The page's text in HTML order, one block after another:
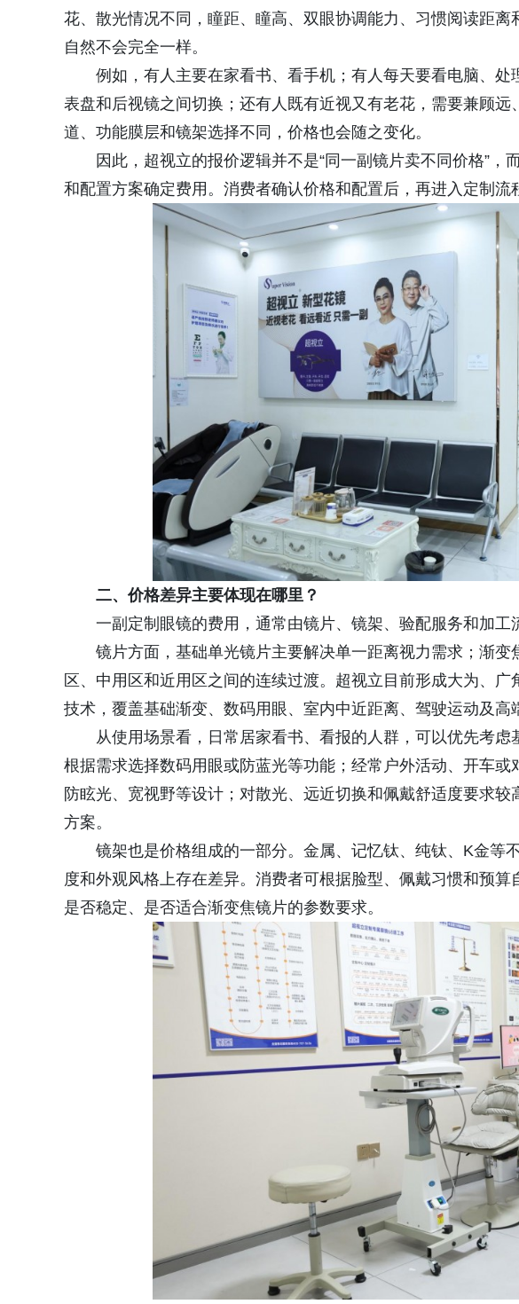
花、散光情况不同，瞳距、瞳高、双眼协调能力、习惯阅读距
自然不会完全一样。
例如，有人主要在家看书、看手机；有人每天要看电脑、
表盘和后视镜之间切换；还有人既有近视又有老花，需要兼顾
道、功能膜层和镜架选择不同，价格也会随之变化。
因此，超视立的报价逻辑并不是“同一副镜片卖不同价格”
和配置方案确定费用。消费者确认价格和配置后，再进入定制流
二、价格差异主要体现在哪里？
一副定制眼镜的费用，通常由镜片、镜架、验配服务和加工
镜片方面，基础单光镜片主要解决单一距离视力需求；渐变
区、中用区和近用区之间的连续过渡。超视立目前形成大为、
技术，覆盖基础渐变、数码用眼、室内中近距离、驾驶运动及高
从使用场景看，日常居家看书、看报的人群，可以优先考
根据需求选择数码用眼或防蓝光等功能；经常户外活动、开车或
防眩光、宽视野等设计；对散光、远近切换和佩戴舒适度要求
方案。
镜架也是价格组成的一部分。金属、记忆钛、纯钛、K金等
度和外观风格上存在差异。消费者可根据脸型、佩戴习惯和预算
是否稳定、是否适合渐变焦镜片的参数要求。